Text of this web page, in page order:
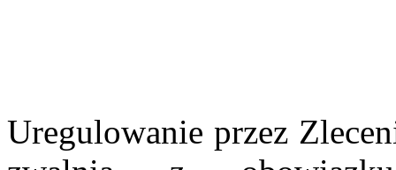
Uregulowanie przez